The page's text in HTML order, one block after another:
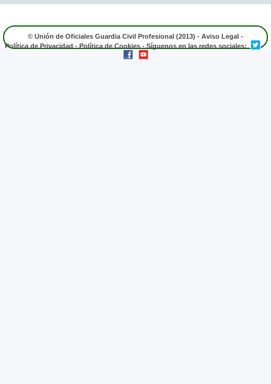
© Unión de Oficiales Guardia Civil Profesional (2013) - Aviso Legal -
Política de Privacidad - Política de Cookies - Síguenos en las redes sociales: